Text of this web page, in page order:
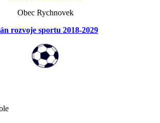
Obec Rychnovek
rozvoje sportu 2018-2029